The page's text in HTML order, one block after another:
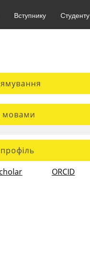
Вступнику Студенту
мовами
ORCID